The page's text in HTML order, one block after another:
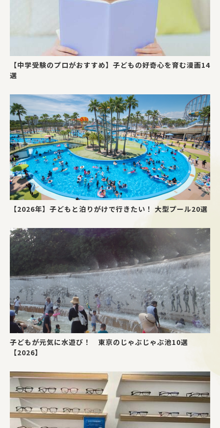
【中学受験のプロがおすすめ】子どもの好奇心を育む漫画14
選
【2026年】子どもと泊りがけで行きたい！ 大型プール20選
子どもが元気に水遊び！ 東京のじゃぶじゃぶ池10選
【2026】